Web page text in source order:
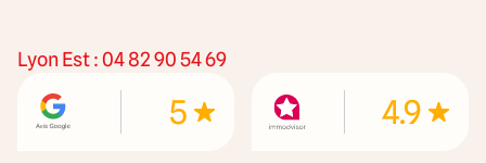
ses collaborateurs ne sont propriétaires des terrains, ne
jouent un rôle d’intermédiation ou de négociation sur la
transaction et ne participent à la vente. Prix indiqués par
nos partenaires fonciers.
Lyon Est : 04 82 90 54 69
5 4.9